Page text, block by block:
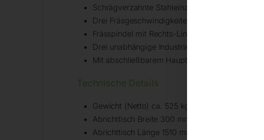
Schrägverzahnte Stahleinzugswalze für
Drei Fräsgeschwindigkeiten, manuell einstellbar
Frässpindel mit Rechts-Linkslauf
Drei unabhängige Industriemotoren
Mit abschließbarem Hauptschalter,
Technische Details
Gewicht (Netto) ca. 525 kg
Abrichttisch Breite 300 mm
Abrichttisch Länge 1510 mm